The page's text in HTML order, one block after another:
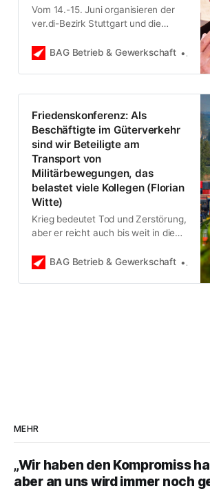
Vom 14.-15. Juni organisieren der
ver.di-Bezirk Stuttgart und die
Gewerkschaftskonferenz für den
Becker mit seinem Ossietzky-
Vorfeld mit ihm gesprochen.
BAG Betrieb & Gewerkschaft
Friedenskonferenz: Als
Beschäftigte im Güterverkehr
sind wir Beteiligte am
Transport von
Militärbewegungen, das
belastet viele Kollegen (Florian
Witte)
Krieg bedeutet Tod und Zerstörung,
aber er reicht auch bis weit in die
Während der Druck in den
BAG Betrieb & Gewerkschaft
MEHR
„Wir haben den Kompromiss
aber an uns wird immer noch